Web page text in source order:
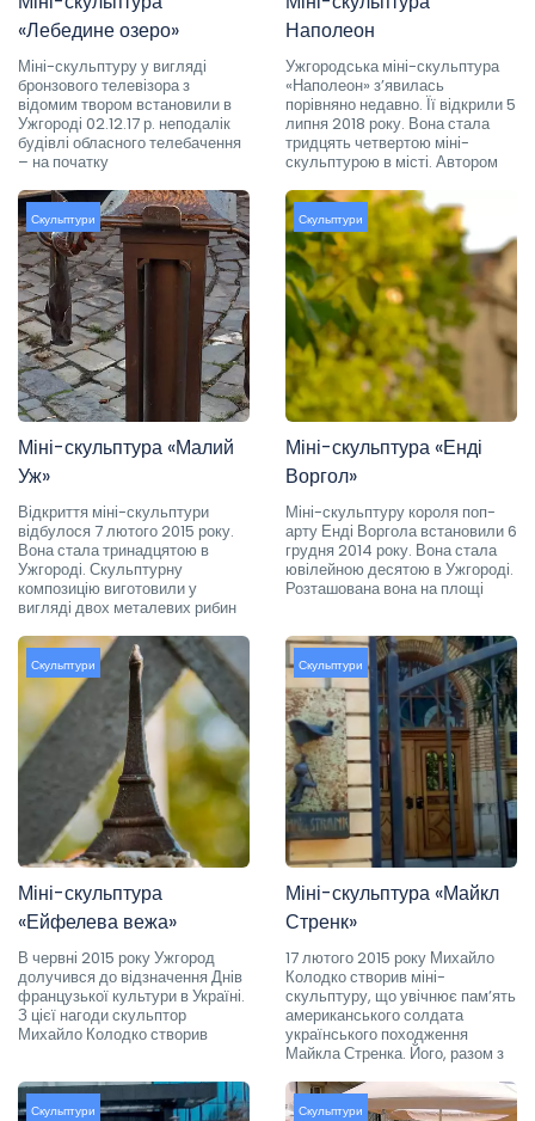
«Лебедине озеро»
Міні-скульптуру у вигляді
бронзового телевізора з
відомим твором встановили в
Ужгороді 02.12.17 р. неподалік
будівлі обласного телебачення
– на початку
Наполеон
Ужгородська міні-скульптура
«Наполеон» з’явилась
порівняно недавно. Її відкрили 5
липня 2018 року. Вона стала
тридцять четвертою міні-
скульптурою в місті. Автором
Скульптури
Міні-скульптура «Малий
Уж»
Відкриття міні-скульптури
відбулося 7 лютого 2015 року.
Вона стала тринадцятою в
Ужгороді. Скульптурну
композицію виготовили у
вигляді двох металевих рибин
Скульптури
Міні-скульптура «Енді
Воргол»
Міні-скульптуру короля поп-
арту Енді Воргола встановили 6
грудня 2014 року. Вона стала
ювілейною десятою в Ужгороді.
Розташована вона на площі
Скульптури
Міні-скульптура
«Ейфелева вежа»
В червні 2015 року Ужгород
долучився до відзначення Днів
французької культури в Україні.
З цієї нагоди скульптор
Михайло Колодко створив
Скульптури
Міні-скульптура «Майкл
Стренк»
17 лютого 2015 року Михайло
Колодко створив міні-
скульптуру, що увічнює пам’ять
американського солдата
українського походження
Майкла Стренка. Його, разом з
Скульптури Скульптури